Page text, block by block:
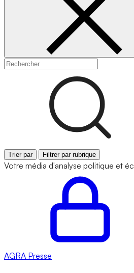
Trier par Filtrer par rubrique
Votre média d'analyse politique et
AGRA Presse